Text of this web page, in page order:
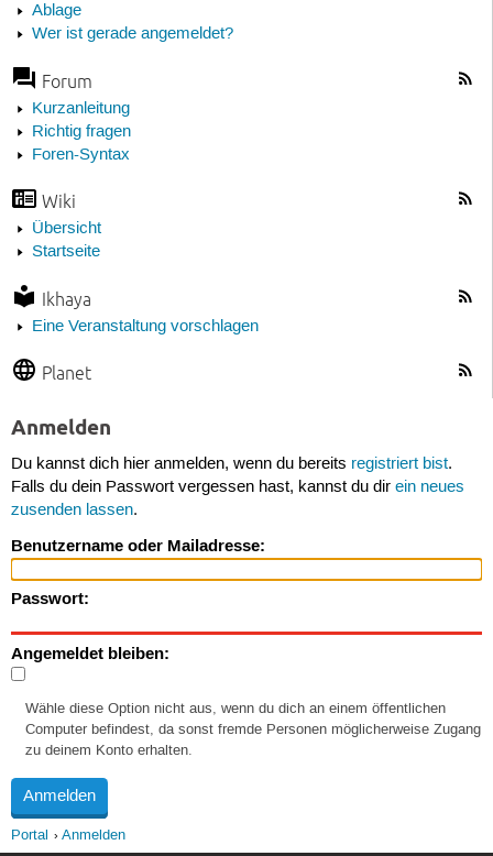
Ablage
Wer ist gerade angemeldet?
Forum
Kurzanleitung
Richtig fragen
Foren-Syntax
Wiki
Übersicht
Startseite
Ikhaya
Eine Veranstaltung vorschlagen
Planet
Anmelden
Du kannst dich hier anmelden, wenn du bereits registriert bist.
Falls du dein Passwort vergessen hast, kannst du dir ein neues
zusenden lassen.
Benutzername oder Mailadresse:
Passwort:
Angemeldet bleiben:
Wähle diese Option nicht aus, wenn du dich an einem öffentlichen
Computer befindest, da sonst fremde Personen möglicherweise Zugang
zu deinem Konto erhalten.
Portal Anmelden